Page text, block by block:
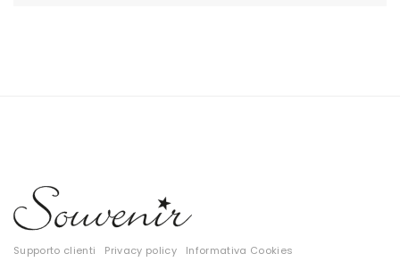
Tute
Tutti
Gift Card
Supporto clienti Privacy policy Informativa Cookies